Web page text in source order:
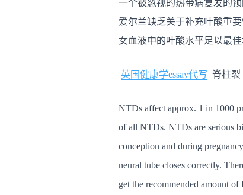
一个被忽视的热带病复发的
爱尔兰缺乏关于补充叶酸重
女血液中的叶酸水平足以最
英国健康学essay代写 脊柱裂
NTDs affect approx. 1 in 1000
of all NTDs. NTDs are serious
conception and during
neural tube closes correctly.
get the recommended amount